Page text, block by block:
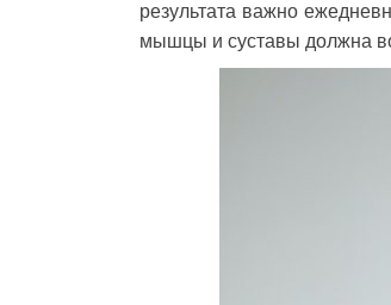
результата важно
мышцы и суставы должна